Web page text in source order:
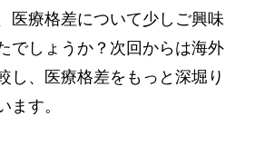
医療格差について少しご興味
でしょうか？次回からは海外
し、医療格差をもっと深堀り
ます。